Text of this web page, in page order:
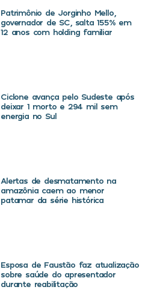
Patrimônio de Jorginho Mello,
governador de SC, salta 155% em
12 anos com holding familiar
Ciclone avança pelo Sudeste após
deixar 1 morto e 294 mil sem
energia no Sul
Alertas de desmatamento na
amazônia caem ao menor
patamar da série histórica
Esposa de Faustão faz atualização
sobre saúde do apresentador
durante reabilitação